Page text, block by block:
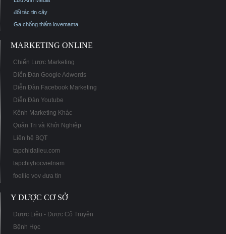
đối tác tin cậy
Ga chống thấm lovemama
MARKETING ONLINE
Chiến Lược Marketing
Diễn Đàn Google Adwords
Diễn Đàn Facebook Marketing
Diễn Đàn Youtube
Kênh Marketing Khác
Quản Trị và Khởi Nghiệp
Liên hệ BQT
tapchidalieu.com
tapchiyhocvietnam
foellie vov đưa tin
Y DƯỢC CƠ SỞ
Dược Liệu - Dược Cổ Truyền
Bệnh Học